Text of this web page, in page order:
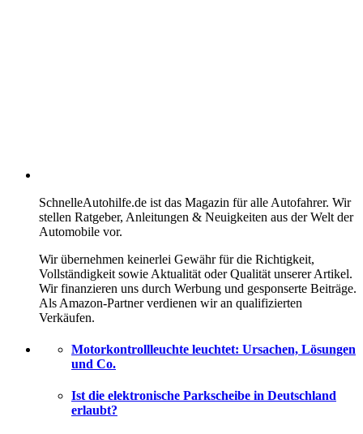
SchnelleAutohilfe.de ist das Magazin für alle Autofahrer. Wir
stellen Ratgeber, Anleitungen & Neuigkeiten aus der Welt der
Automobile vor.
Wir übernehmen keinerlei Gewähr für die Richtigkeit,
Vollständigkeit sowie Aktualität oder Qualität unserer Artikel.
Wir finanzieren uns durch Werbung und gesponserte Beiträge.
Als Amazon-Partner verdienen wir an qualifizierten
Verkäufen.
Motorkontrollleuchte leuchtet: Ursachen, Lösungen
und Co.
Ist die elektronische Parkscheibe in Deutschland
erlaubt?